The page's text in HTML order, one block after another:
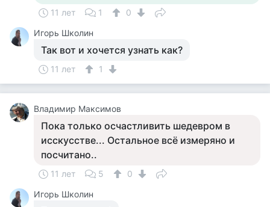
11 лет 1
0
Игорь Школин
Так вот и хочется узнать как?
11 лет 1
Владимир Максимов
Пока только осчастливить шедевром в
исскусстве... Остальное всё измеряно и
посчитано..
11 лет 5
0
Игорь Школин